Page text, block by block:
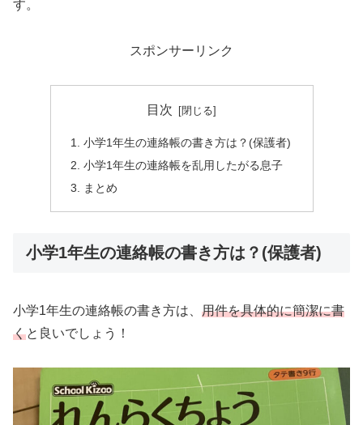
す。
スポンサーリンク
目次
小学1年生の連絡帳の書き方は？(保護者)
小学1年生の連絡帳を乱用したがる息子
まとめ
小学1年生の連絡帳の書き方は？(保護者)
小学1年生の連絡帳の書き方は、 用件を具体的に簡潔に書
くと良いでしょう！